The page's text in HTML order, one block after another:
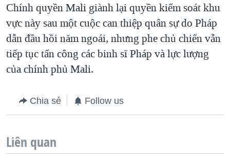
Chính quyền Mali giành lại quyền kiểm soát khu
vực này sau một cuộc can thiệp quân sự do Pháp
dẫn đầu hồi năm ngoái, nhưng phe chủ chiến vẫn
tiếp tục tấn công các binh sĩ Pháp và lực lượng
của chính phủ Mali.
Chia sẻ Follow us
Liên quan